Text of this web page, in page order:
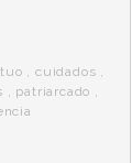
,cuidados ,
, patriarcado ,